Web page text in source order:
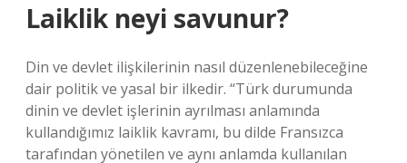
Laiklik neyi savunur?
Din ve devlet ilişkilerinin nasıl düzenlenebileceğine
dair politik ve yasal bir ilkedir. “Türk durumunda
dinin ve devlet işlerinin ayrılması anlamında
kullandığımız laiklik kavramı, bu dilde Fransızca
tarafından yönetilen ve aynı anlamda kullanılan